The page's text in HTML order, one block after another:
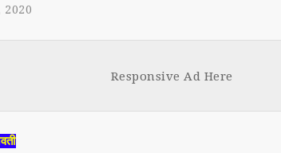
2020
Responsive Ad Here